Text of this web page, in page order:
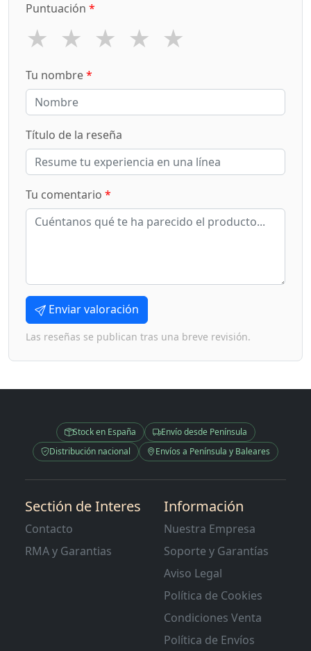
Puntuación *
★ ★ ★ ★ ★
Tu nombre*
Título de la reseña
Tu comentario *
Enviar valoración
Las reseñas se publican tras una breve revisión.
Stock en España
Envío desde Península
Distribución nacional
Envíos a Península y Baleares
Sectión de Interes
Contacto
RMA y Garantias
Información
Nuestra Empresa
Soporte y Garantías
Aviso Legal
Política de Cookies
Condiciones Venta
Política de Envíos